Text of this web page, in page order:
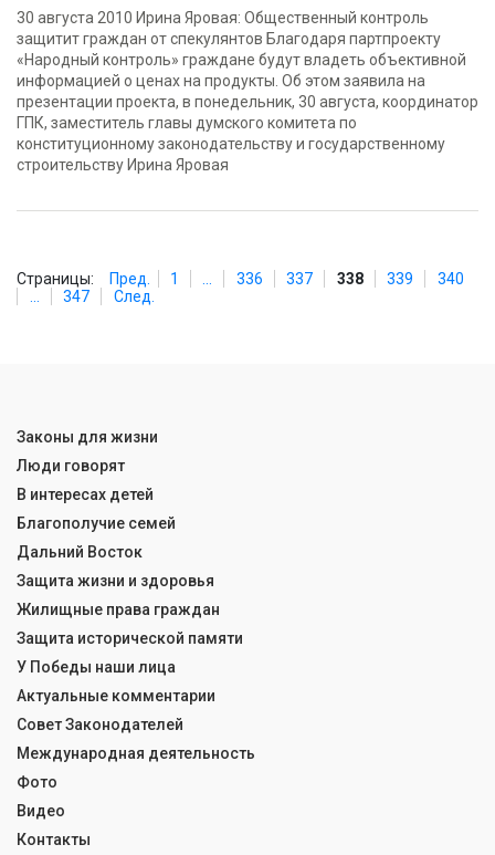
30 августа 2010 Ирина Яровая: Общественный контроль
защитит граждан от спекулянтов Благодаря партпроекту
«Народный контроль» граждане будут владеть объективной
информацией о ценах на продукты. Об этом заявила на
презентации проекта, в понедельник, 30 августа, координатор
ГПК, заместитель главы думского комитета по
конституционному законодательству и государственному
строительству Ирина Яровая
Страницы: Пред. 1 336 337 338 339
340
347 След.
Законы для жизни
Люди говорят
В интересах детей
Благополучие семей
Дальний Восток
Защита жизни и здоровья
Жилищные права граждан
Защита исторической памяти
У Победы наши лица
Актуальные комментарии
Совет Законодателей
Международная деятельность
Фото
Видео
Контакты